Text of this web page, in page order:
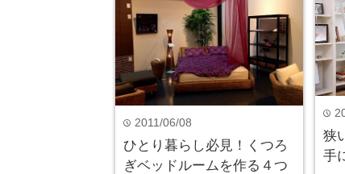
time 2011/06/08
ひとり暮らし必見！くつろ
ぎベッドルームを作る４つ
time
狭
手